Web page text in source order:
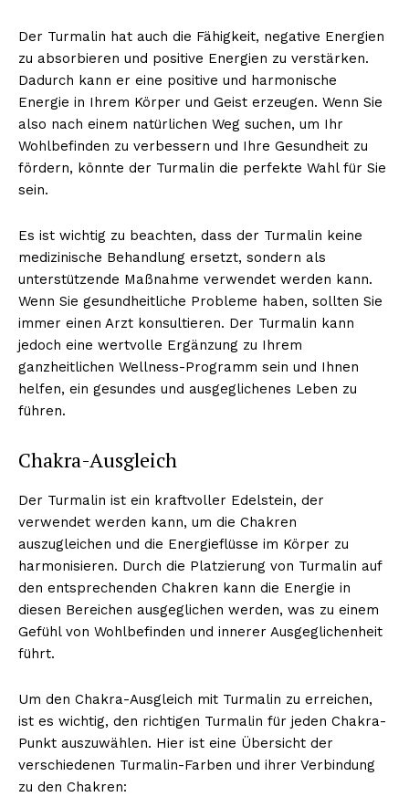
Der Turmalin hat auch die Fähigkeit, negative Energien
zu absorbieren und positive Energien zu verstärken.
Dadurch kann er eine positive und harmonische
Energie in Ihrem Körper und Geist erzeugen. Wenn Sie
also nach einem natürlichen Weg suchen, um Ihr
Wohlbefinden zu verbessern und Ihre Gesundheit zu
fördern, könnte der Turmalin die perfekte Wahl für Sie
sein.
Es ist wichtig zu beachten, dass der Turmalin keine
medizinische Behandlung ersetzt, sondern als
unterstützende Maßnahme verwendet werden kann.
Wenn Sie gesundheitliche Probleme haben, sollten Sie
immer einen Arzt konsultieren. Der Turmalin kann
jedoch eine wertvolle Ergänzung zu Ihrem
ganzheitlichen Wellness-Programm sein und Ihnen
helfen, ein gesundes und ausgeglichenes Leben zu
führen.
Chakra-Ausgleich
Der Turmalin ist ein kraftvoller Edelstein, der
verwendet werden kann, um die Chakren
auszugleichen und die Energieflüsse im Körper zu
harmonisieren. Durch die Platzierung von Turmalin auf
den entsprechenden Chakren kann die Energie in
diesen Bereichen ausgeglichen werden, was zu einem
Gefühl von Wohlbefinden und innerer Ausgeglichenheit
führt.
Um den Chakra-Ausgleich mit Turmalin zu erreichen,
ist es wichtig, den richtigen Turmalin für jeden Chakra-
Punkt auszuwählen. Hier ist eine Übersicht der
verschiedenen Turmalin-Farben und ihrer Verbindung
zu den Chakren: